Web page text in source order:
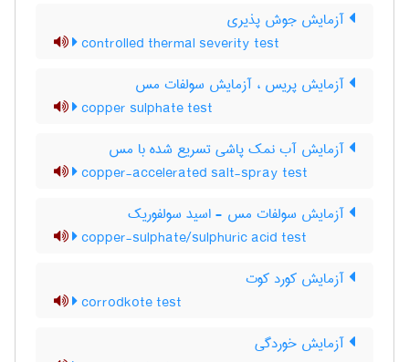
آزمایش جوش پذیری
controlled thermal severity test
آزمایش پریس ، آزمایش سولفات مس
copper sulphate test
آزمایش آب نمک پاشی تسریع شده با مس
copper-accelerated salt-spray test
آزمایش سولفات مس - اسید سولفوریک
copper-sulphate/sulphuric acid test
آزمایش کورد کوت
corrodkote test
آزمایش خوردگی